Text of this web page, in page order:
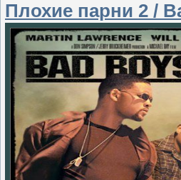
Плохие парни 2 /